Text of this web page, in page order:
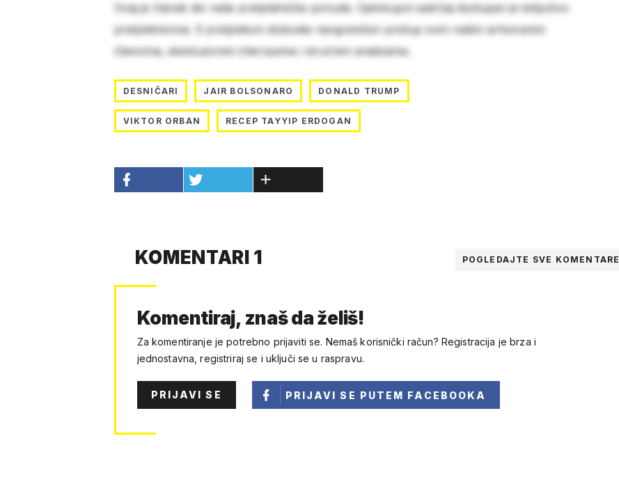
Ovaj je članak dio naše pretplatničke ponude. Cjelokupni sadržaj dostupan je isključivo
pretplatnicima. S pretplatom dobivate neograničen pristup svim našim arhiviranim
člancima, ekskluzivnim intervjuima i stručnim analizama.
DESNIČARI JAIR BOLSONARO DONALD TRUMP
VIKTOR ORBAN RECEP TAYYIP ERDOGAN
KOMENTARI 1 POGLEDAJTE SVE KOMENTARE
Komentiraj, znaš da želiš!
Za komentiranje je potrebno prijaviti se. Nemaš korisnički račun? Registracija je brza i
jednostavna, registriraj se i uključi se u raspravu.
PRIJAVI SE PRIJAVI SE PUTEM FACEBOOKA